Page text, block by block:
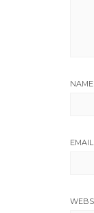
NAME